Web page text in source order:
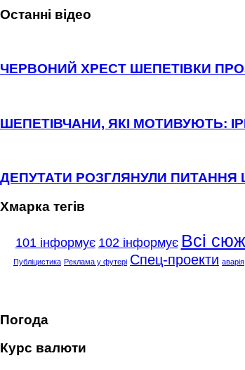
Останні відео
ЧЕРВОНИЙ ХРЕСТ ШЕПЕТІВКИ
ШЕПЕТІВЧАНИ, ЯКІ МОТИВУЮТЬ:
ДЕПУТАТИ РОЗГЛЯНУЛИ
Хмарка тегів
101 інформує 102 інформує Всі
Публіцистика Реклама у футері Спец-проекти аварія
Погода
Курс валюти